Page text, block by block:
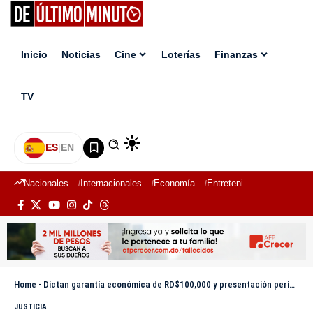
Inicio Noticias Cine Loterías Finanzas
TV
ES|EN
Nacionales Internacionales Economía Entretenimiento
Home - Dictan garantía económica de RD$100,000 y presentación periódica contra dueño de Mudan
JUSTICIA